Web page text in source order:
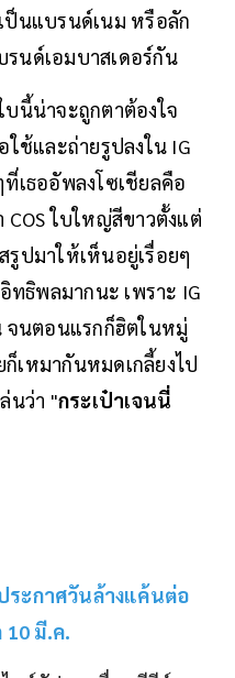
ป็นแบรนด์เนม หรือลัก
นด์เอมบาสเดอร์กัน
บนี้น่าจะถูกตาต้องใจ
ใช้และถ่ายรูปลงใน IG
เธออัพลงโซเชียลคือ
COS ใบใหญ่สีขาวตั้งแต่
ปมาให้เห็นอยู่เรื่อยๆ
ทธิพลมากนะ เพราะ IG
จนตอนแรกก็ฮิตในหมู่
เหมากันหมดเกลี้ยงไป
นว่า "กระเป๋าเจนนี่
ระกาศวันล้างแค้นต่อ
10 มี.ค.